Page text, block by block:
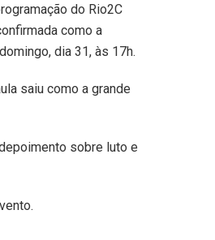
do Rio2C
como a
dia 31, às 17h.
saiu como a grande
sobre luto e